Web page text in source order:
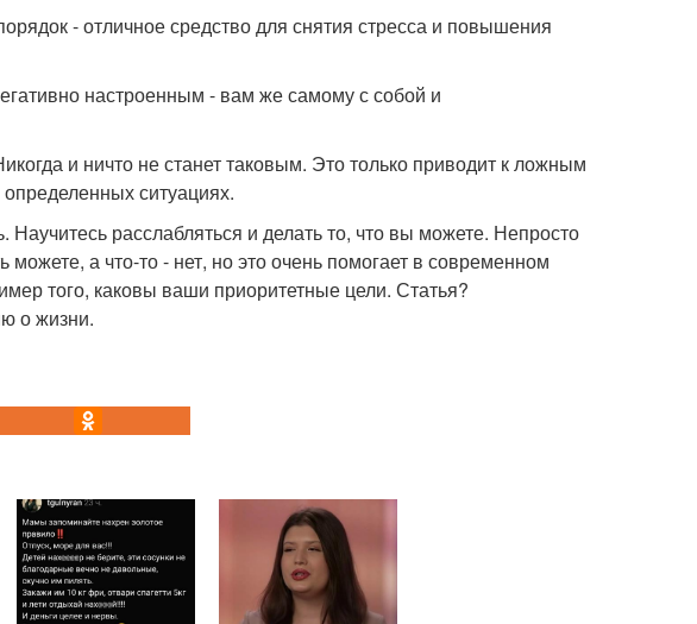
- отличное средство для снятия стресса и повышения
настроенным - вам же самому с собой и
и ничто не станет таковым. Это только приводит к ложным
ситуациях.
Научитесь расслабляться и делать то, что вы можете. Непросто
можете, а что-то - нет, но это очень помогает в современном
того, каковы ваши приоритетные цели. Статья?
о жизни.